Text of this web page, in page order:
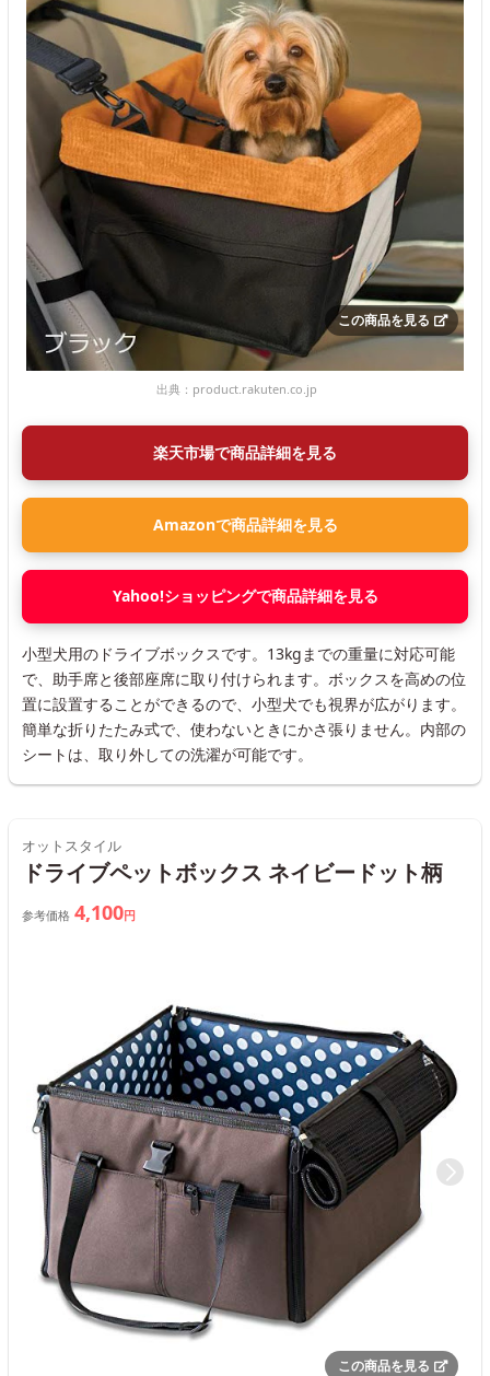
この商品を見る
出典： product.rakuten.co.jp
楽天市場で商品詳細を見る
Amazonで商品詳細を見る
Yahoo!ショッピングで商品詳細を見る
小型犬用のドライブボックスです。13kgまでの重量に対応可能
で、助手席と後部座席に取り付けられます。ボックスを高めの位
置に設置することができるので、小型犬でも視界が広がります。
簡単な折りたたみ式で、使わないときにかさ張りません。内部の
シートは、取り外しての洗濯が可能です。
オットスタイル
ドライブペットボックス ネイビードット柄
参考価格 4,100円
この商品を見る